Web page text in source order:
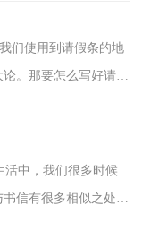
们使用到请假条的地
。那要怎么写好请假
条7篇...
中，我们很多时候
信有很多相似之处，
难写吧...